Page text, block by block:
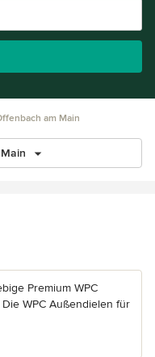
am Main
5 Sternen
Premium WPC
WPC Außendielen für